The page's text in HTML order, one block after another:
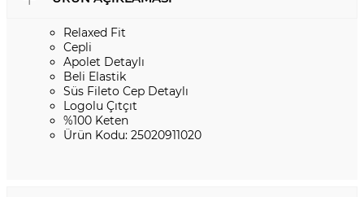
Relaxed Fit
Cepli
Apolet Detaylı
Beli Elastik
Süs Fileto Cep Detaylı
Logolu Çıtçıt
%100 Keten
Ürün Kodu: 25020911020